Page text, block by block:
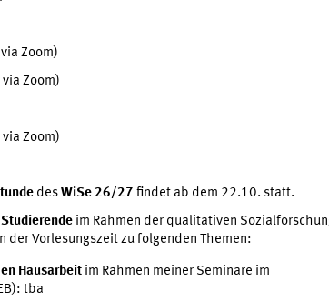
Zoom)
Zoom)
Zoom)
desWiSe 26/27 findet ab dem 22.10. statt.
im Rahmen der qualitativen
der Vorlesungszeit zu folgenden Themen:
Hausarbeitim Rahmen meiner Seminare im
tba